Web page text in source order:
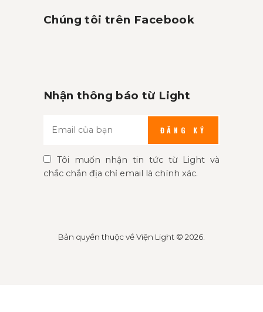
Chúng tôi trên Facebook
Nhận thông báo từ Light
ĐĂNG KÝ
Tôi muốn nhận tin tức từ Light và
chắc chắn địa chỉ email là chính xác.
Bản quyền thuộc vềViện Light © 2026.